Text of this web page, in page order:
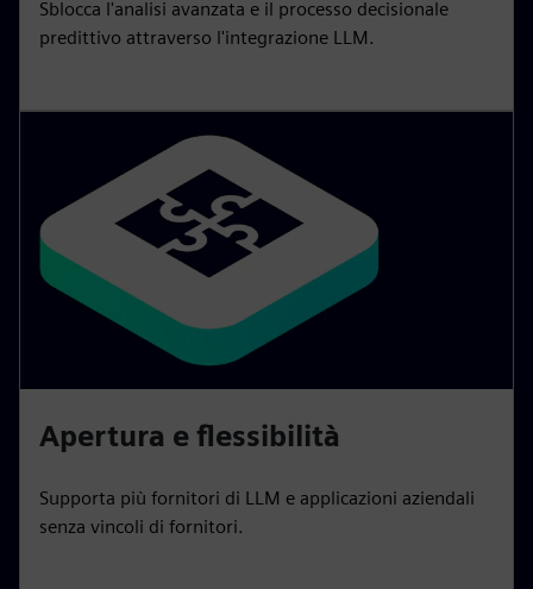
Sblocca l'analisi avanzata e il processo decisionale
predittivo attraverso l'integrazione LLM.
Apertura e flessibilità
Supporta più fornitori di LLM e applicazioni aziendali
senza vincoli di fornitori.